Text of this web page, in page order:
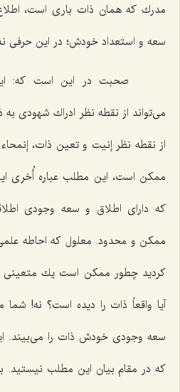
مدرك كه همان ذات بارى است، اطلاع
سعه و استعداد خودش؛ در این حرفى
صحبت در این است كه:
مى‌تواند از نقطه نظر ادراك شهودى به
از نقطه نظر إنیت و تعین ذات،
ممكن است، این مطلب عباره أُخرى
كه داراى اطلاق و سعه وجودى
ممكن و محدود. معلول كه احاطه
كردید چطور ممكن است یك متعینى
آیا واقعاً ذات را دیده است؟ نه! شما
سعه وجودى خودش ذات را مى‌بیند.
كه در مقام بیان این مطلب نیستید.